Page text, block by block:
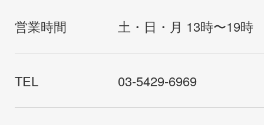
営業時間 土・日・月 13時〜19時
TEL 03-5429-6969